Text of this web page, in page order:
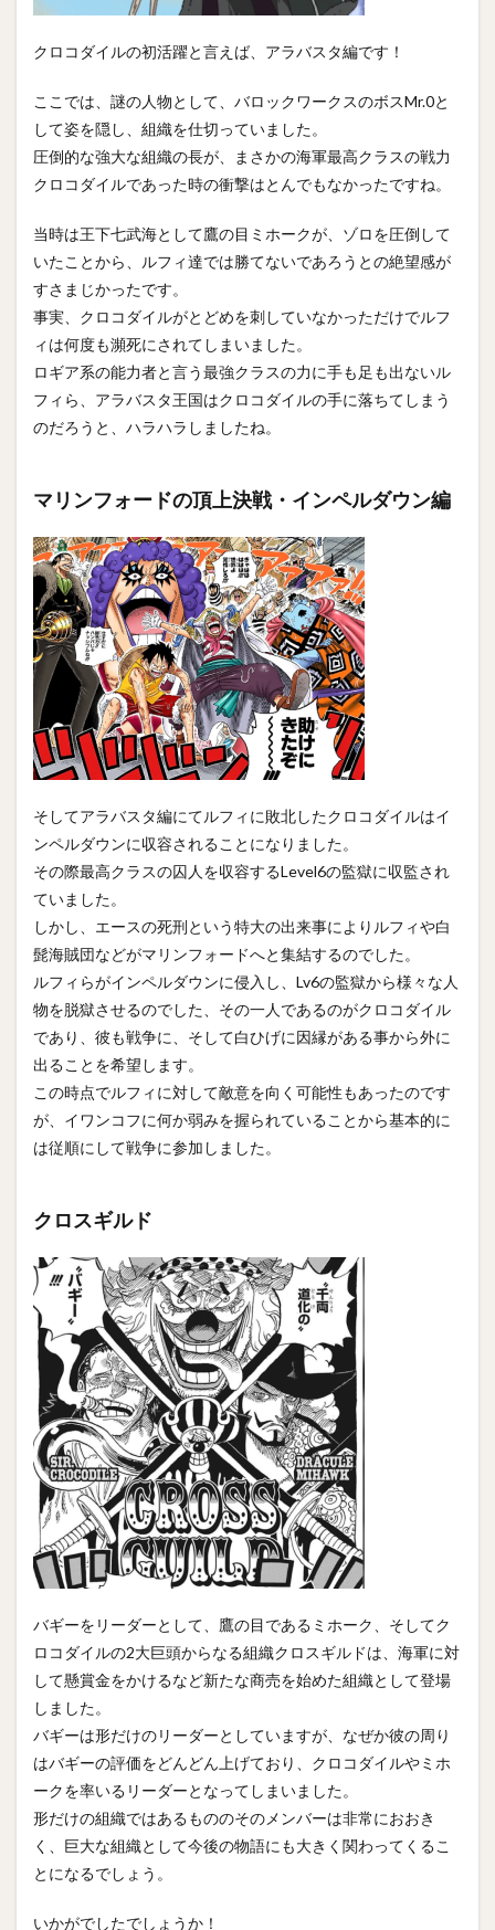
クロコダイルの初活躍と言えば、アラバスタ編です！
ここでは、謎の人物として、バロックワークスのボスMr.0と
して姿を隠し、組織を仕切っていました。
圧倒的な強大な組織の長が、まさかの海軍最高クラスの戦力
クロコダイルであった時の衝撃はとんでもなかったですね。
当時は王下七武海として鷹の目ミホークが、ゾロを圧倒して
いたことから、ルフィ達では勝てないであろうとの絶望感が
すさまじかったです。
事実、クロコダイルがとどめを刺していなかっただけでルフ
ィは何度も瀕死にされてしまいました。
ロギア系の能力者と言う最強クラスの力に手も足も出ないル
フィら、アラバスタ王国はクロコダイルの手に落ちてしまう
のだろうと、ハラハラしましたね。
マリンフォードの頂上決戦・インペルダウン編
そしてアラバスタ編にてルフィに敗北したクロコダイルはイ
ンペルダウンに収容されることになりました。
その際最高クラスの囚人を収容するLevel6の監獄に収監され
ていました。
しかし、エースの死刑という特大の出来事によりルフィや白
髭海賊団などがマリンフォードへと集結するのでした。
ルフィらがインペルダウンに侵入し、Lv6の監獄から様々な人
物を脱獄させるのでした、その一人であるのがクロコダイル
であり、彼も戦争に、そして白ひげに因縁がある事から外に
出ることを希望します。
この時点でルフィに対して敵意を向く可能性もあったのです
が、イワンコフに何か弱みを握られていることから基本的に
は従順にして戦争に参加しました。
クロスギルド
バギーをリーダーとして、鷹の目であるミホーク、そしてク
ロコダイルの2大巨頭からなる組織クロスギルドは、海軍に対
して懸賞金をかけるなど新たな商売を始めた組織として登場
しました。
バギーは形だけのリーダーとしていますが、なぜか彼の周り
はバギーの評価をどんどん上げており、クロコダイルやミホ
ークを率いるリーダーとなってしまいました。
形だけの組織ではあるもののそのメンバーは非常におおき
く、巨大な組織として今後の物語にも大きく関わってくるこ
とになるでしょう。
いかがでしたでしょうか！